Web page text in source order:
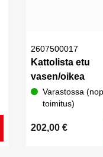
2607500017
Kattolista etu
vasen/oikea
Varastossa
toimitus)
202,00 €